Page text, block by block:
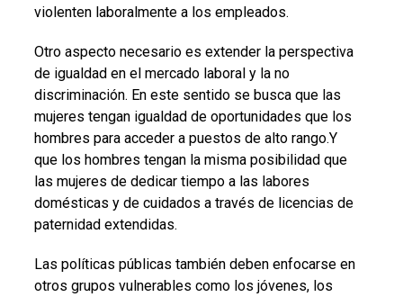
violenten laboralmente a los empleados.
Otro aspecto necesario es extender la perspectiva
de igualdad en el mercado laboral y la no
discriminación. En este sentido se busca que las
mujeres tengan igualdad de oportunidades que los
hombres para acceder a puestos de alto rango.Y
que los hombres tengan la misma posibilidad que
las mujeres de dedicar tiempo a las labores
domésticas y de cuidados a través de licencias de
paternidad extendidas.
Las políticas públicas también deben enfocarse en
otros grupos vulnerables como los jóvenes, los